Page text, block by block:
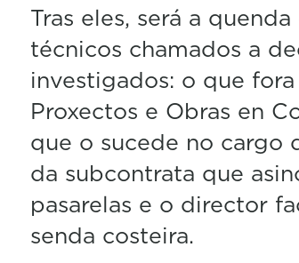
Tras eles, será a
técnicos chamados a
investigados: o que
Proxectos e Obras en
que o sucede no cargo
da subcontrata que
pasarelas e o director
senda costeira.